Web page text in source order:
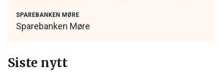
SPAREBANKEN MØRE
Sparebanken Møre
Siste nytt